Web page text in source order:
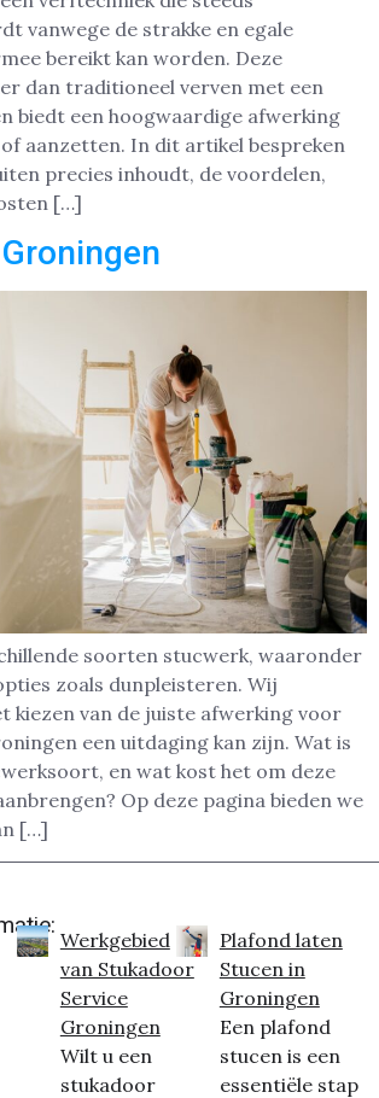
vanwege de strakke en egale
bereikt kan worden. Deze
dan traditioneel verven met een
biedt een hoogwaardige afwerking
aanzetten. In dit artikel bespreken
precies inhoudt, de voordelen,
[…]
soorten stucwerk, waaronder
zoals dunpleisteren. Wij
kiezen van de juiste afwerking voor
een uitdaging kan zijn. Wat is
en wat kost het om deze
Op deze pagina bieden we
[…]
Werkgebied
van Stukadoor
Service
Groningen
Wilt u een
stukadoor
Plafond laten
Stucen in
Groningen
Een plafond
stucen is een
essentiële stap